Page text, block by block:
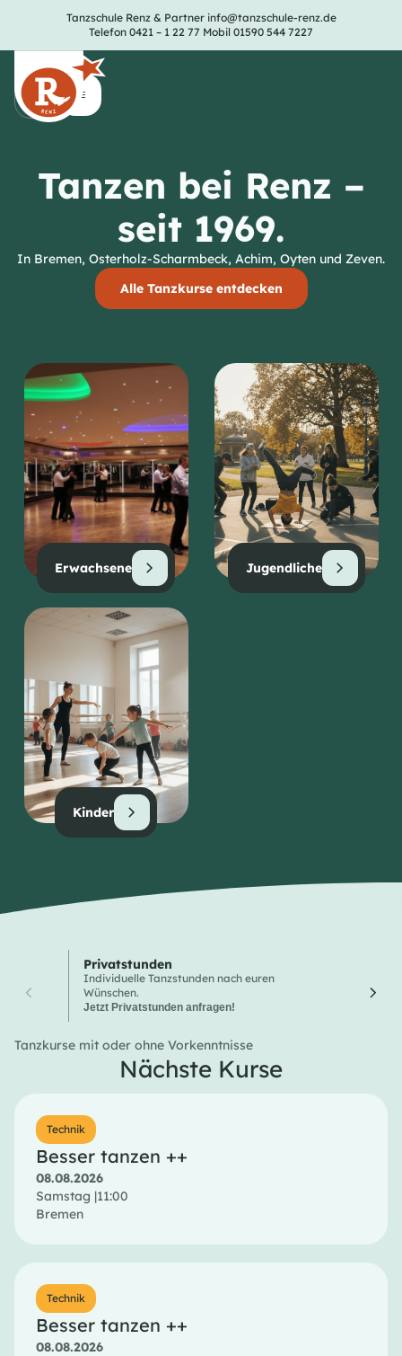
Tanzschule Renz & Partnerinfo@tanzschule-renz.de
Telefon 0421 – 1 22 77 Mobil 01590 544 7227
Tanzen bei Renz –
seit 1969.
In Bremen, Osterholz-Scharmbeck, Achim, Oyten und Zeven.
Alle Tanzkurse entdecken
Erwachsene Jugendliche
Kinder
Privatstunden
Individuelle Tanzstunden nach euren
Wünschen.
Jetzt Privatstunden anfragen!
Tanzkurse mit oder ohne Vorkenntnisse
Nächste Kurse
Technik
Besser tanzen ++
08.08.2026
Samstag |11:00
Bremen
Technik
Besser tanzen ++
08.08.2026